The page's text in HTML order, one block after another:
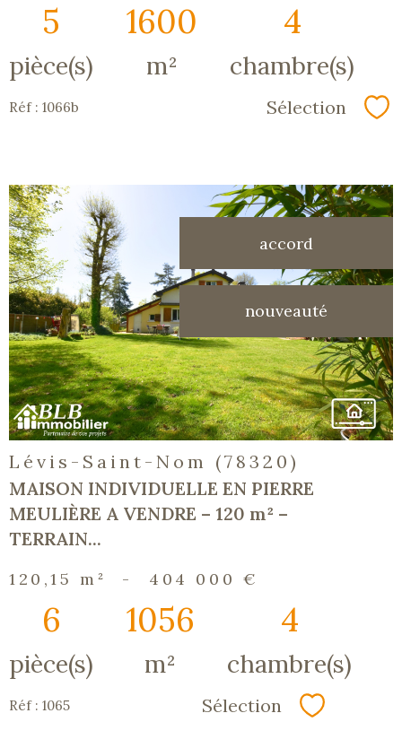
5
pièce(s)
1600
m²
4
chambre(s)
Réf : 1066b Sélection
accord
nouveauté
voir le
bien
Lévis-Saint-Nom (78320)
MAISON INDIVIDUELLE EN PIERRE
MEULIÈRE A VENDRE – 120 m² –
TERRAIN...
120,15 m² - 404 000 €
6
pièce(s)
1056
m²
4
chambre(s)
Réf : 1065 Sélection